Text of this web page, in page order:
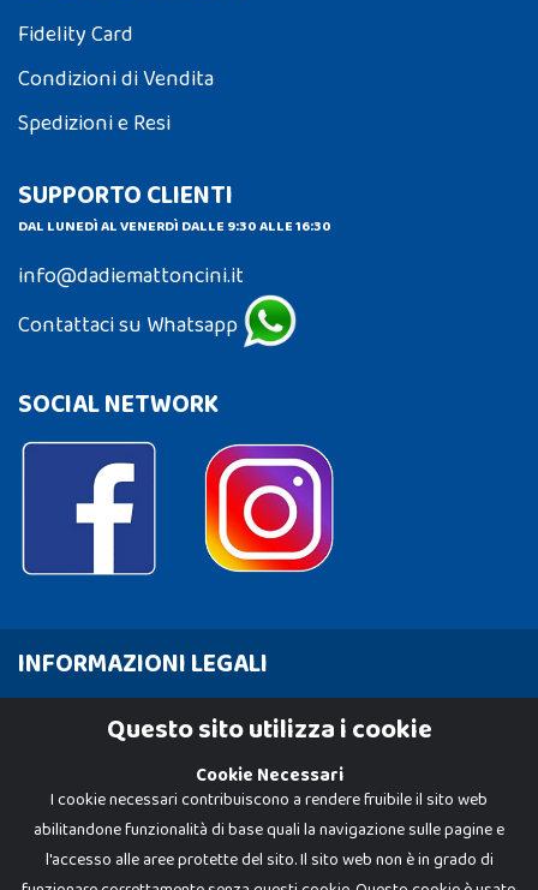
Fidelity Card
Condizioni di Vendita
Spedizioni e Resi
SUPPORTO CLIENTI
DAL LUNEDÌ AL VENERDÌ DALLE 9:30 ALLE 16:30
info@dadiemattoncini.it
Contattaci su Whatsapp
SOCIAL NETWORK
INFORMAZIONI LEGALI
Cookie PolicyQuesto sito utilizza i cookie
Cookie Necessari
I cookie necessari contribuiscono a rendere fruibile il sito web
abilitandone funzionalità di base quali la navigazione sulle pagine e
l'accesso alle aree protette del sito. Il sito web non è in grado di